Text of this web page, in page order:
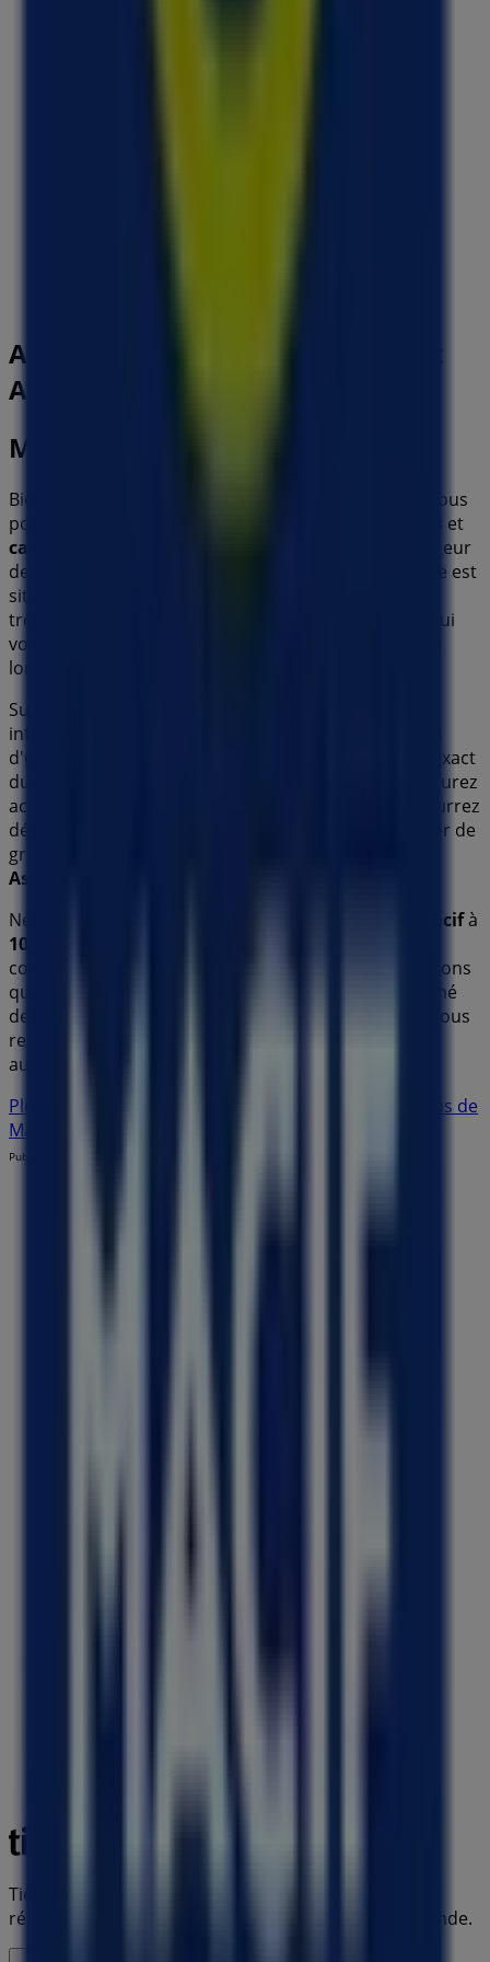
Autres entreprises de Banques et
Assurances à Colomiers
Macif
Bienvenue dans la boutique
sur Tiendeo, où vous
pourrez découvrir les meilleures
et
catalogues
de cette marque renommée dans le secteur
de
. Notre magasin physique est
situé à
trouverez une large gamme de produits de qualité qui
vous permettront de réaliser des économies tout au
long de
Sur Tiendeo, nous vous fournissons toutes les
informations à jour sur
d'ouverture, les offres exclusives et l'emplacement exact
du magasin à
. De plus, vous aurez
accès aux derniers catalogues de
, où vous pourrez
découvrir les promotions les plus récentes et profiter de
grandes réductions sur les produits de
Assurances
Ne manquez pas l'occasion de visiter la boutique
Macifà
10 allée du Lauragais
complète. Nous vous invitons à explorer les promotions
que nous avons pour vous ce
et à rester informé
des meilleures offres de
. Venez nous
rendre visite et commencez à économiser dès
aujourd'hui !
Plus d'informations sur Macif
Voir les autres magasins de
Macif dans Colomiers
Publicité
Tiendeo fait partie de Shopfully, l'entreprise tech qui
réinvente le commerce de proximité à travers le monde.